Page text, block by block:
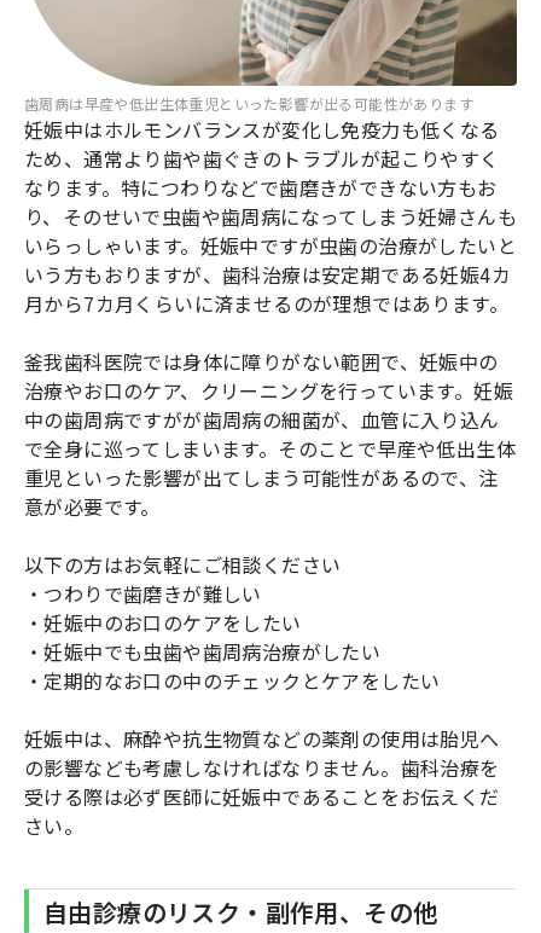
歯周病は早産や低出生体重児といった影響が出る可能性があります
妊娠中はホルモンバランスが変化し免疫力も低くなる
ため、通常より歯や歯ぐきのトラブルが起こりやすく
なります。特につわりなどで歯磨きができない方もお
り、そのせいで虫歯や歯周病になってしまう妊婦さんも
いらっしゃいます。妊娠中ですが虫歯の治療がしたいと
いう方もおりますが、歯科治療は安定期である妊娠4カ
月から7カ月くらいに済ませるのが理想ではあります。
釜我歯科医院では身体に障りがない範囲で、妊娠中の
治療やお口のケア、クリーニングを行っています。妊娠
中の歯周病ですがが歯周病の細菌が、血管に入り込ん
で全身に巡ってしまいます。そのことで早産や低出生体
重児といった影響が出てしまう可能性があるので、注
意が必要です。
以下の方はお気軽にご相談ください
・つわりで歯磨きが難しい
・妊娠中のお口のケアをしたい
・妊娠中でも虫歯や歯周病治療がしたい
・定期的なお口の中のチェックとケアをしたい
妊娠中は、麻酔や抗生物質などの薬剤の使用は胎児へ
の影響なども考慮しなければなりません。歯科治療を
受ける際は必ず医師に妊娠中であることをお伝えくだ
さい。
自由診療のリスク・副作用、その他